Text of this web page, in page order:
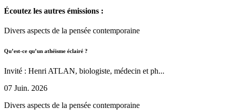
Écoutez les autres émissions :
Divers aspects de la pensée contemporaine
Qu’est-ce qu’un athéisme éclairé ?
Invité : Henri ATLAN, biologiste, médecin et ph...
07 Juin. 2026
Divers aspects de la pensée contemporaine